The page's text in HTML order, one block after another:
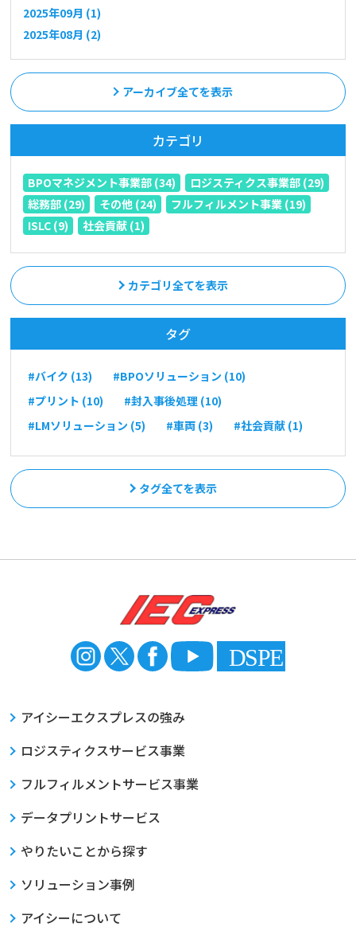
2025年09月 (1)
2025年08月 (2)
アーカイブ全てを表示
カテゴリ
BPOマネジメント事業部 (34)
ロジスティクス事業部 (29)
総務部 (29)
その他 (24)
フルフィルメント事業 (19)
ISLC (9)
社会貢献 (1)
カテゴリ全てを表示
タグ
#バイク (13)
#BPOソリューション (10)
#プリント (10)
#封入事後処理 (10)
#LMソリューション (5)
#車両 (3) #社会貢献 (1)
タグ全てを表示
アイシーエクスプレスの強み
ロジスティクスサービス事業
フルフィルメントサービス事業
データプリントサービス
やりたいことから探す
ソリューション事例
アイシーについて